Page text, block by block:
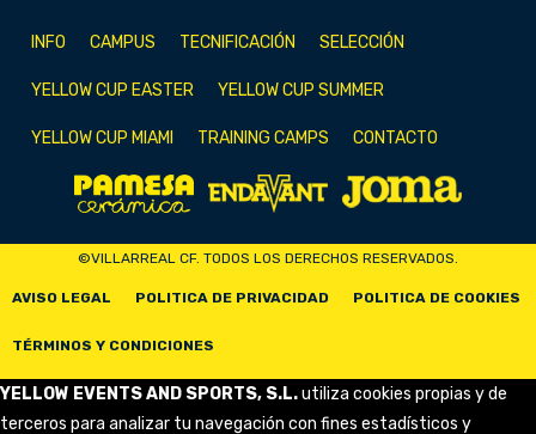
INFO CAMPUS TECNIFICACIÓN SELECCIÓN
YELLOW CUP EASTER YELLOW CUP SUMMER
YELLOW CUP MIAMI TRAINING CAMPS CONTACTO
©VILLARREAL CF. TODOS LOS DERECHOS RESERVADOS.
AVISO LEGAL POLITICA DE PRIVACIDAD POLITICA DE COOKIES
TÉRMINOS Y CONDICIONES
YELLOW EVENTS AND SPORTS, S.L.utiliza cookies propias y de
terceros para analizar tu navegación con fines estadísticos y